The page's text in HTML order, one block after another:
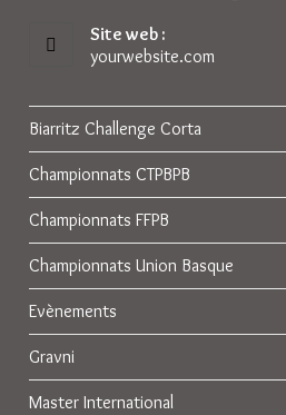
Site web :
yourwebsite.com
Biarritz Challenge Corta
Championnats CTPBPB
Championnats FFPB
Championnats Union Basque
Evènements
Gravni
Master International